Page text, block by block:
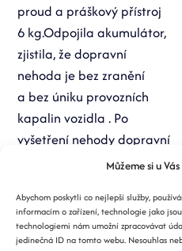
Můžeme si u
Abychom poskytli co nejlepší služby,
informacím o zařízení, technologie jako
technologiemi nám umožní zpracovávat
jedinečná ID na tomto webu. Nesouhlas
proud a práškový přístroj
6 kg.Odpojila akumulátor,
zjistila, že dopravní
nehoda je bez zranění
a bez úniku provozních
kapalin vozidla . Po
vyšetření nehody dopravní
policii pomáhala
na silnici.